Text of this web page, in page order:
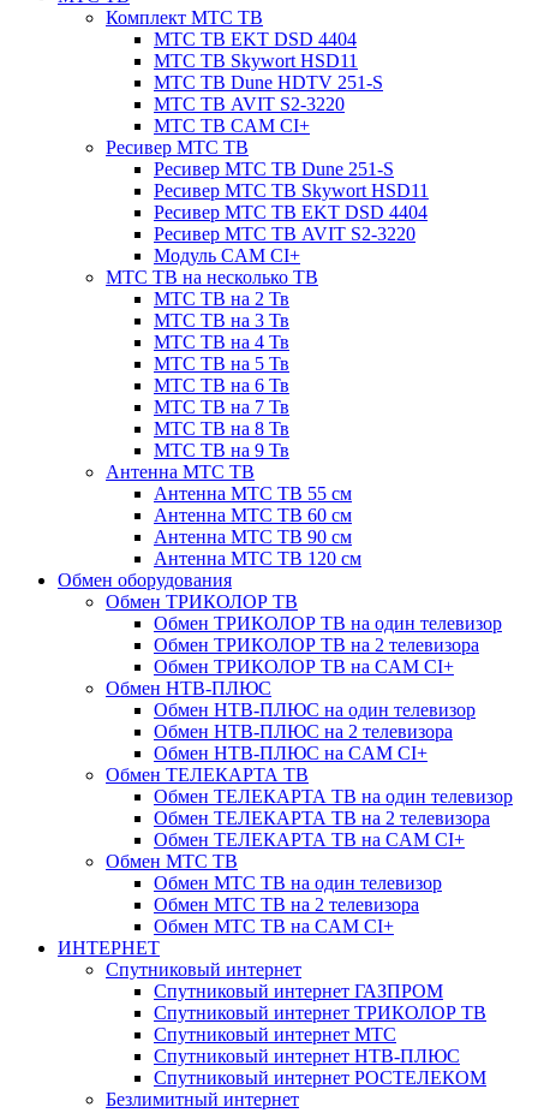
Комплект МТС ТВ
МТС ТВ EKT DSD 4404
МТС ТВ Skywort HSD11
МТС ТВ Dune HDTV 251-S
МТС ТВ AVIT S2-3220
МТС ТВ CAM CI+
Ресивер МТС ТВ
Ресивер МТС ТВ Dune 251-S
Ресивер МТС ТВ Skywort HSD11
Ресивер МТС ТВ EKT DSD 4404
Ресивер МТС ТВ AVIT S2-3220
Модуль CAM CI+
МТС ТВ на несколько ТВ
МТС ТВ на 2 Тв
МТС ТВ на 3 Тв
МТС ТВ на 4 Тв
МТС ТВ на 5 Тв
МТС ТВ на 6 Тв
МТС ТВ на 7 Тв
МТС ТВ на 8 Тв
МТС ТВ на 9 Тв
Антенна МТС ТВ
Антенна МТС ТВ 55 см
Антенна МТС ТВ 60 см
Антенна МТС ТВ 90 см
Антенна МТС ТВ 120 см
Обмен оборудования
Обмен ТРИКОЛОР ТВ
Обмен ТРИКОЛОР ТВ на один телевизор
Обмен ТРИКОЛОР ТВ на 2 телевизора
Обмен ТРИКОЛОР ТВ на CAM CI+
Обмен НТВ-ПЛЮС
Обмен НТВ-ПЛЮС на один телевизор
Обмен НТВ-ПЛЮС на 2 телевизора
Обмен НТВ-ПЛЮС на CAM CI+
Обмен ТЕЛЕКАРТА ТВ
Обмен ТЕЛЕКАРТА ТВ на один телевизор
Обмен ТЕЛЕКАРТА ТВ на 2 телевизора
Обмен ТЕЛЕКАРТА ТВ на CAM CI+
Обмен МТС ТВ
Обмен МТС ТВ на один телевизор
Обмен МТС ТВ на 2 телевизора
Обмен МТС ТВ на CAM CI+
ИНТЕРНЕТ
Спутниковый интернет
Спутниковый интернет ГАЗПРОМ
Спутниковый интернет ТРИКОЛОР ТВ
Спутниковый интернет МТС
Спутниковый интернет НТВ-ПЛЮС
Спутниковый интернет РОСТЕЛЕКОМ
Безлимитный интернет